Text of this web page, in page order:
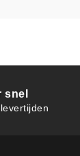
snel